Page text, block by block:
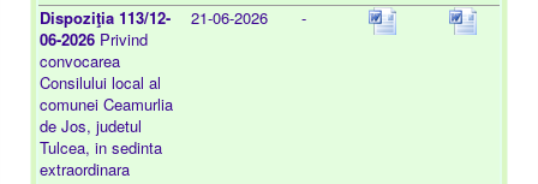
Dispoziţia 113/12-
06-2026 Privind
convocarea
Consilului local al
comunei Ceamurlia
de Jos, judetul
Tulcea, in sedinta
extraordinara
21-06-2026 -